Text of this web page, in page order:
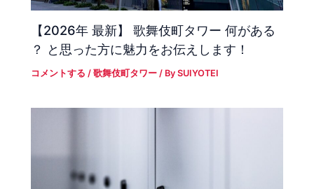
【2026年 最新】 歌舞伎町タワー 何がある
？ と思った方に魅力をお伝えします！
コメントする /歌舞伎町タワー / BySUIYOTEI